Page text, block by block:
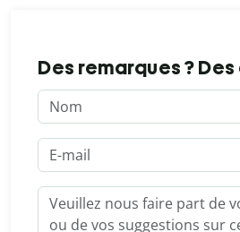
Des remarques ?